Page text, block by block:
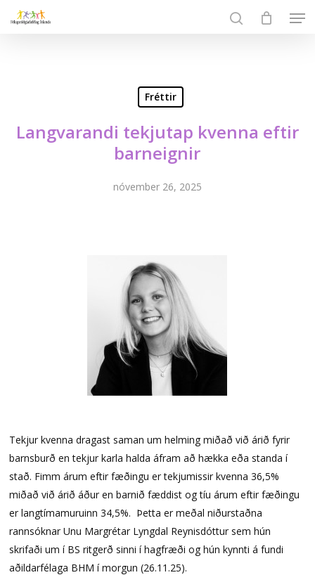
Fréttir
Langvarandi tekjutap kvenna eftir
barneignir
nóvember 26, 2025
Tekjur kvenna dragast saman um helming miðað við árið fyrir
barnsburð en tekjur karla halda áfram að hækka eða standa í
stað. Fimm árum eftir fæðingu er tekjumissir kvenna 36,5%
miðað við árið áður en barnið fæddist og tíu árum eftir fæðingu
er langtímamuruinn 34,5%. Þetta er meðal niðurstaðna
rannsóknar Unu Margrétar Lyngdal Reynisdóttur sem hún
skrifaði um í BS ritgerð sinni í hagfræði og hún kynnti á fundi
aðildarfélaga BHM í morgun (26.11.25).